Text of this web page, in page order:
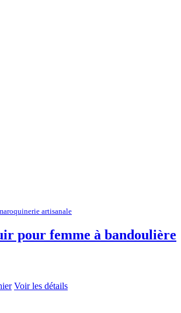
artisanale
pour femme à bandoulière
Voir les détails